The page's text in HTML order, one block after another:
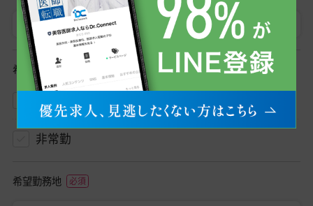
医師 初期研修医
希望勤務形態
常勤
非常勤
希望勤務地